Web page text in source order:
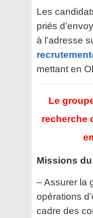
Les
priés
à l’adresse
mettant en
Le
recherche
Missions
– Assurer la
opérations
cadre des